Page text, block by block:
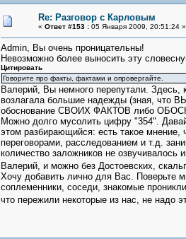
Re: Разговор с Карловым
« Ответ #153 :05 Января 2009, 20:51:24 »
Admin, Вы очень проницательны!
Невозможно более выносить эту
Цитировать
Говорите про факты, фактами и опровергайте.
Валерий, Вы немного перепутали.
возлагала большие надежды (зная, что
обоснование СВОИХ ФАКТОВ либо
Можно долго мусолить цифру "354".
этом разбирающийся: есть такое мнение,
переговорами, расследованием и т.д.
количество заложников не озвучивалось
Валерий, и можно без Достоевских,
Хочу добавить лично для Вас. Поверьте
соплеменники, соседи, знакомые
что пережили некоторые из нас, не надо